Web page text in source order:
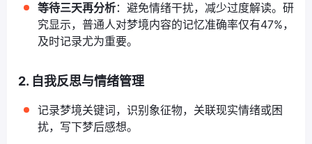
等待三天再分析：避免情绪干扰，减少过度解读。研
究显示，普通人对梦境内容的记忆准确率仅有47%，
及时记录尤为重要。
2. 自我反思与情绪管理
记录梦境关键词，识别象征物，关联现实情绪或困
扰，写下梦后感想。